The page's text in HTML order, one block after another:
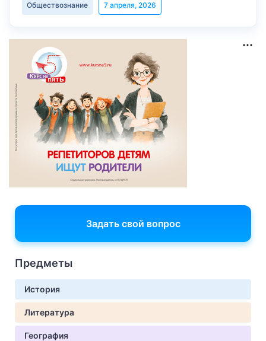
Обществознание 7 апреля, 2026
Задать свой вопрос
Предметы
История
Литература
География